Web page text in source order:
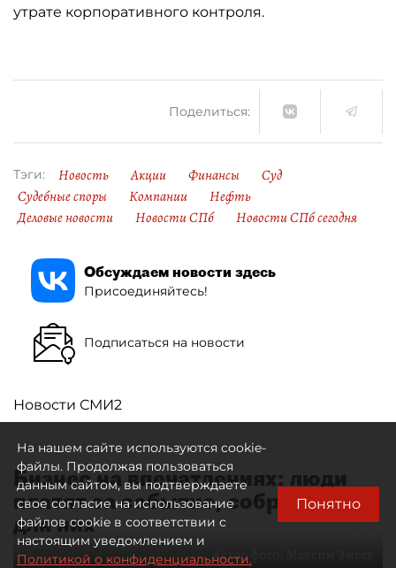
утрате корпоративного контроля.
Поделиться:
Тэги: Новость Акции Финансы
Суд
Судебные споры
Компании
Нефть
Деловые новости
Новости СПб Новости СПб сегодня
Обсуждаем новости здесь
Присоединяйтесь!
Подписаться на новости
Новости СМИ2
Бизнес на впечатлениях: люди
платят за событие, собранное
для них
Автор фото:
На нашем сайте используются cookie-
файлы. Продолжая пользоваться
данным сайтом, вы подтверждаете
свое согласие на использование
файлов cookie в соответствии с
настоящим уведомлением и
Политикой о конфиденциальности.
Понятно